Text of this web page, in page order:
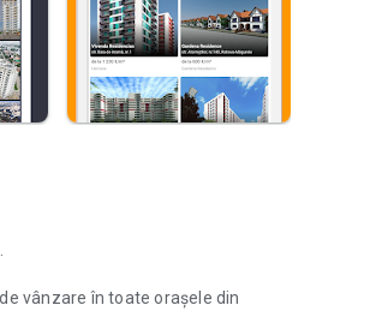
vânzare în toate orașele din